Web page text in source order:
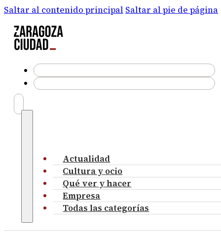
Saltar al contenido principal Saltar al pie de página
Actualidad
Cultura y ocio
Qué ver y hacer
Empresa
Todas las categorías